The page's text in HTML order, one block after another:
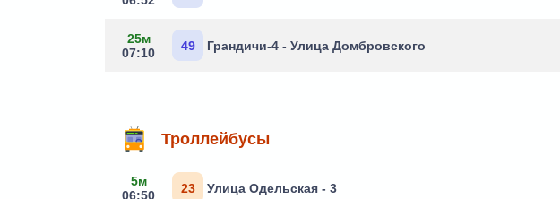
25м
07:10
49 Грандичи-4 - Улица Домбровского
Троллейбусы
5м
06:50
23 Улица Одельская - 3